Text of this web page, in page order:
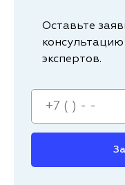
Оставьте
экспертов.